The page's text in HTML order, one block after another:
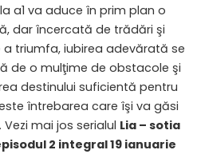
a1 va aduce în prim plan o
dar încercată de trădări şi
a triumfa, iubirea adevărată se
de o mulţime de obstacole şi
destinului suficientă pentru
întrebarea care îşi va găsi
mai jos serialul Lia – sotia
2 integral 19 ianuarie